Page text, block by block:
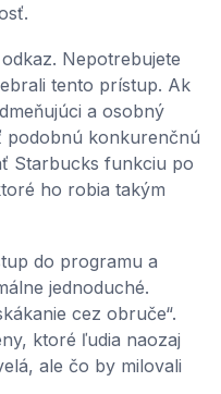
Nepotrebujete
tento prístup. Ak
a osobný
podobnú konkurenčnú
Starbucks funkciu po
ho robia takým
do programu a
jednoduché.
cez obruče“.
ktoré ľudia naozaj
ale čo by milovali